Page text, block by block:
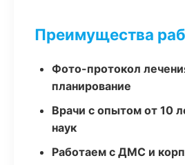
Преимущества
Фото-протокол
планирование
Врачи с опытом от 10
наук
Работаем с ДМС и